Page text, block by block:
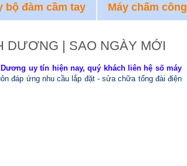
bộ đàm cầm tay Máy chấm công
DƯƠNG | SAO NGÀY MỚI
uy tín hiện nay, quý khách liên hệ số máy
đáp ứng nhu cầu lắp đặt - sửa chữa tổng đài điện